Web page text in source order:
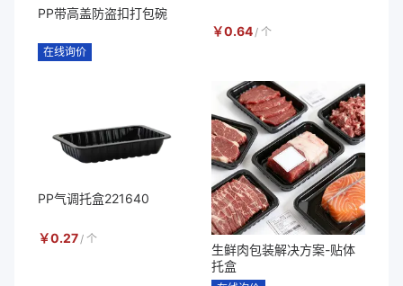
PP带高盖防盗扣打包碗
在线询价
￥0.64 / 个
PP气调托盒221640
￥0.27/ 个
生鲜肉包装解决方案-贴体
托盒